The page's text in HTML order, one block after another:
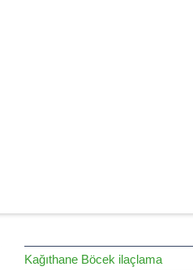
Kağıthane Böcek ilaçlama